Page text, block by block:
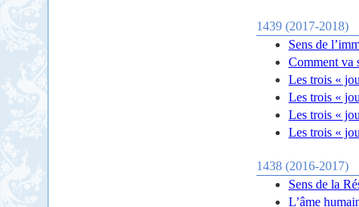
1439 (2017-2018)
Sens de
Comment va
Les trois «
Les trois «
Les trois «
Les trois «
1438 (2016-2017)
Sens de la
L’âme